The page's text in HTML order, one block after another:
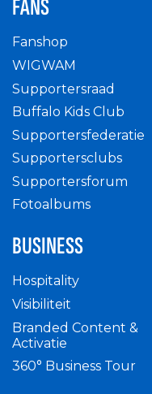
FANS
Fanshop
WIGWAM
Supportersraad
Buffalo Kids Club
Supportersfederatie
Supportersclubs
Supportersforum
Fotoalbums
BUSINESS
Hospitality
Visibiliteit
Branded Content &
Activatie
360° Business Tour